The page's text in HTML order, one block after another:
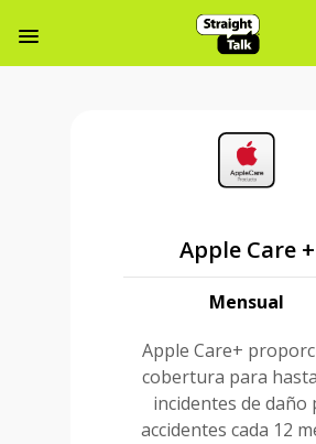
Menú de barra de
Apple Care +
Mensual
Apple Care+
cobertura para
incidentes de daño
accidentes cada 12